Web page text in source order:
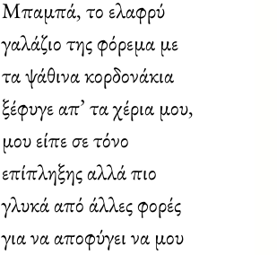
Μπαμπά, το ελαφρύ
γαλάζιο της φόρεμα με
τα ψάθινα κορδονάκια
ξέφυγε απ’ τα χέρια μου,
μου είπε σε τόνο
επίπληξης αλλά πιο
γλυκά από άλλες φορές
για να αποφύγει να μου